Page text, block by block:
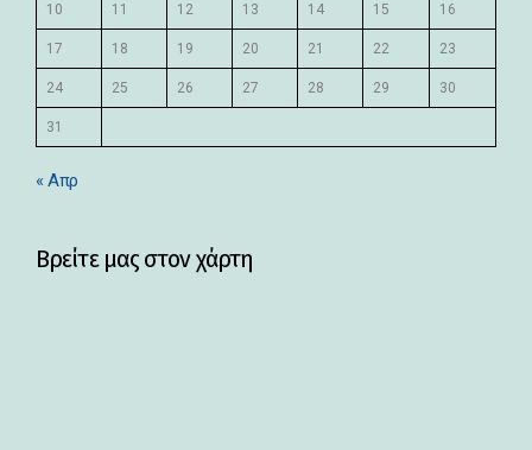
10 11 12 13 14 15 16
17 18 19 20 21 22 23
24 25 26 27 28 29 30
31
« Απρ
Βρείτε μας στον χάρτη